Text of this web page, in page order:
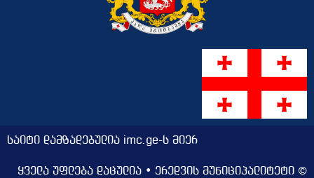
საიტი დამზადებულია imc.ge-ს მიერ
ყველა უფლება დაცულია • ერედვის მუნიციპალიტეტი ©